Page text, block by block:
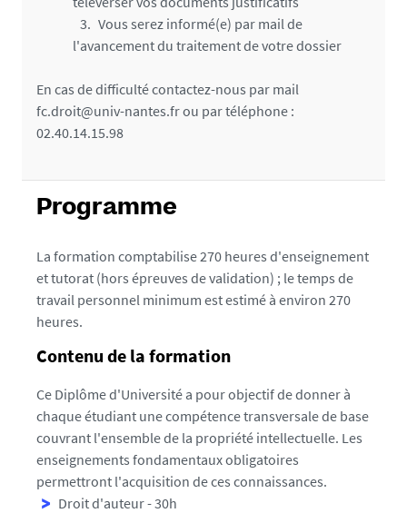
Vous serez informé(e) par mail de
l'avancement du traitement de votre dossier
En cas de difficulté contactez-nous par mail
fc.droit@univ-nantes.fr ou par téléphone :
02.40.14.15.98
Programme
La formation comptabilise 270 heures d'enseignement
et tutorat (hors épreuves de validation) ; le temps de
travail personnel minimum est estimé à environ 270
heures.
Contenu de la formation
Ce Diplôme d'Université a pour objectif de donner à
chaque étudiant une compétence transversale de base
couvrant l'ensemble de la propriété intellectuelle. Les
enseignements fondamentaux obligatoires
permettront l'acquisition de ces connaissances.
Droit d'auteur - 30h